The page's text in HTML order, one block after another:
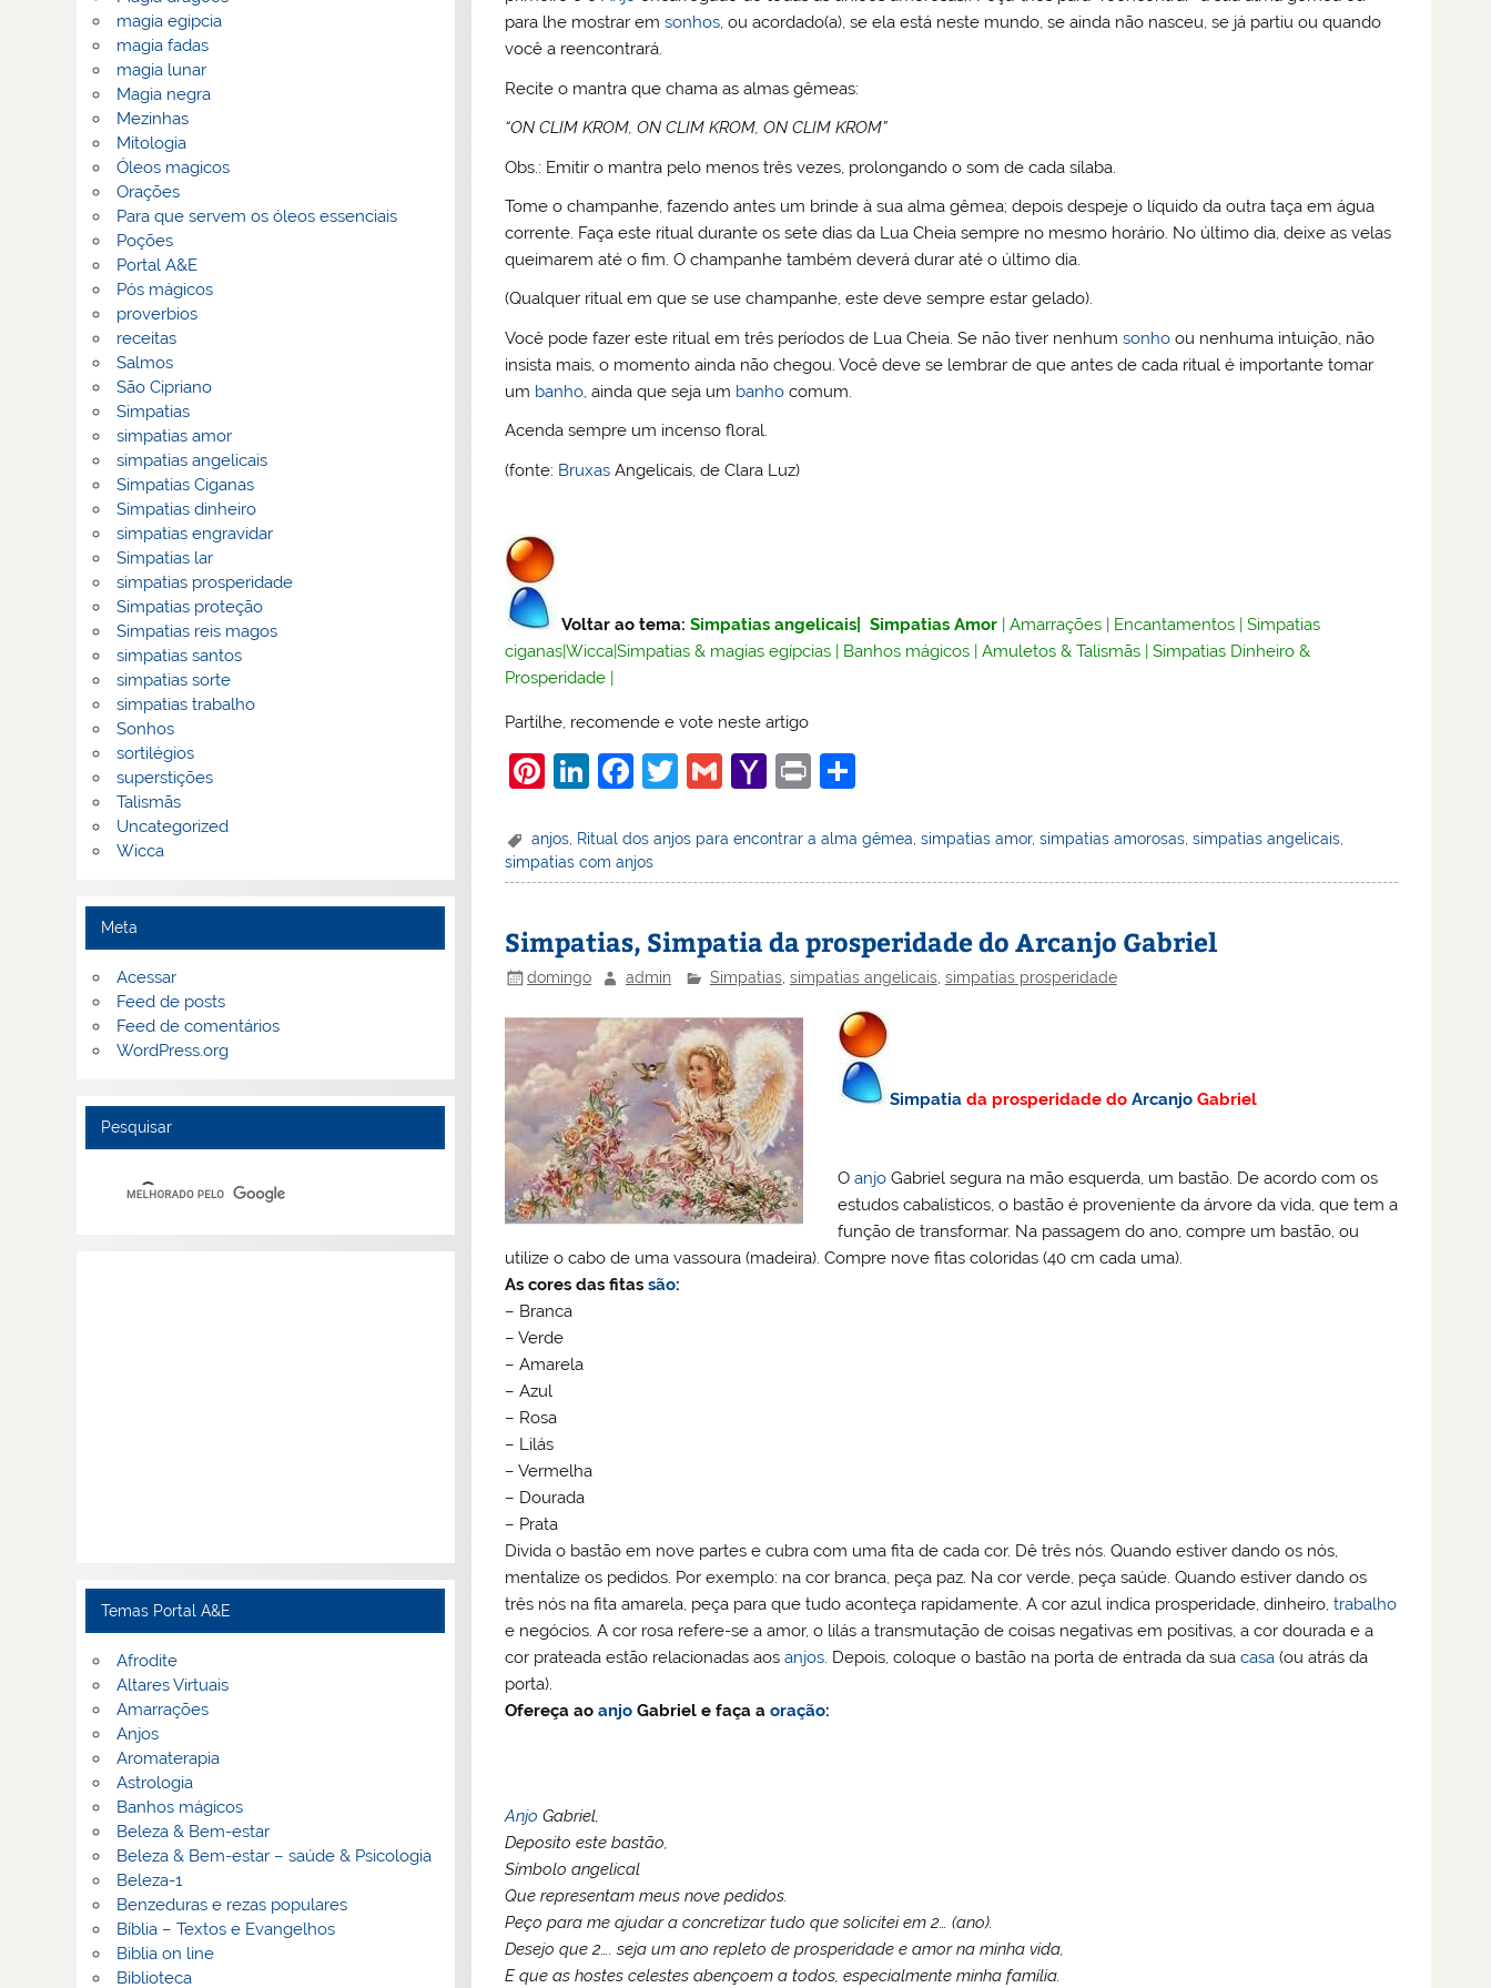
para lhe mostrar emsonhos, ou acordado(a), se ela está neste mundo, se ainda não nasceu, se já partiu ou quando
você a reencontrará.
Recite o mantra que chama as almas gêmeas:
“ON CLIM KROM, ON CLIM KROM, ON CLIM KROM”
Obs.: Emitir o mantra pelo menos três vezes, prolongando o som de cada sílaba.
Tome o champanhe, fazendo antes um brinde à sua alma gêmea; depois despeje o líquido da outra taça em água
corrente. Faça este ritual durante os sete dias da Lua Cheia sempre no mesmo horário. No último dia, deixe as velas
queimarem até o fim. O champanhe também deverá durar até o último dia.
(Qualquer ritual em que se use champanhe, este deve sempre estar gelado).
Você pode fazer este ritual em três períodos de Lua Cheia. Se não tiver nenhumsonho ou nenhuma intuição, não
insista mais, o momento ainda não chegou. Você deve se lembrar de que antes de cada ritual é importante tomar
um banho, ainda que seja um banho comum.
Acenda sempre um incenso floral.
(fonte: Bruxas Angelicais, de Clara Luz)
Voltar ao tema:Simpatias angelicais |Simpatias Amor |Amarrações | Encantamentos |Simpatias
ciganas|Wicca|Simpatias & magias egípcias | Banhos mágicos |Amuletos & Talismãs |Simpatias Dinheiro &
Prosperidade |
Partilhe, recomende e vote neste artigo
Pi
er
e
Li
k
e
n
F
c
e
o
o
k
T
itt
er
G
ai
l
Y
h
o
M
ai
l
Pr
t
ar
e
anjos Ritual dos anjos para encontrar a alma gêmea ,simpatias amor,simpatias amorosas ,simpatias angelicais
simpatias com anjos
Simpatias, Simpatia da prosperidade do Arcanjo Gabriel
domingo admin Simpatias, simpatias angelicais, simpatias prosperidade
Simpatiada prosperidade do ArcanjoGabriel
O anjoGabriel segura na mão esquerda, um bastão. De acordo com os
estudos cabalísticos, o bastão é proveniente da árvore da vida, que tem a
função de transformar. Na passagem do ano, compre um bastão, ou
utilize o cabo de uma vassoura (madeira). Compre nove fitas coloridas (40 cm cada uma).
As cores das fitassão:
– Branca
– Verde
– Amarela
– Azul
– Rosa
– Lilás
– Vermelha
– Dourada
– Prata
Divida o bastão em nove partes e cubra com uma fita de cada cor. Dê três nós. Quando estiver dando os nós,
mentalize os pedidos. Por exemplo: na cor branca, peça paz. Na cor verde, peça saúde. Quando estiver dando os
três nós na fita amarela, peça para que tudo aconteça rapidamente. A cor azul indica prosperidade, dinheiro,trabalho
e negócios. A cor rosa refere-se a amor, o lilás a transmutação de coisas negativas em positivas, a cor dourada e a
cor prateada estão relacionadas aosanjos. Depois, coloque o bastão na porta de entrada da suacasa (ou atrás da
porta).
Ofereça aoanjo Gabriel e faça aoração:
Anjo Gabriel,
Deposito este bastão,
Símbolo angelical
Que representam meus nove pedidos.
Peço para me ajudar a concretizar tudo que solicitei em 2… (ano).
Desejo que 2…. seja um ano repleto de prosperidade e amor na minha vida,
E que as hostes celestes abençoem a todos, especialmente minha família.
magia egipcia
magia fadas
magia lunar
Magia negra
Mezinhas
Mitologia
Óleos magicos
Orações
Para que servem os óleos essenciais
Poções
Portal A&E
Pós mágicos
proverbios
receitas
Salmos
São Cipriano
Simpatias
simpatias amor
simpatias angelicais
Simpatias Ciganas
Simpatias dinheiro
simpatias engravidar
Simpatias lar
simpatias prosperidade
Simpatias proteção
Simpatias reis magos
simpatias santos
simpatias sorte
simpatias trabalho
Sonhos
sortilégios
superstições
Talismãs
Uncategorized
Wicca
Meta
Acessar
Feed de posts
Feed de comentários
WordPress.org
Pesquisar
Temas Portal A&E
Afrodite
Altares Virtuais
Amarrações
Anjos
Aromaterapia
Astrologia
Banhos mágicos
Beleza & Bem-estar
Beleza & Bem-estar – saúde & Psicologia
Beleza-1
Benzeduras e rezas populares
Bíblia – Textos e Evangelhos
Biblia on line
Biblioteca